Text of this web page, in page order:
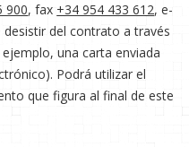
900, fax +34 954 433 612, e-
desistir del contrato a través
una carta enviada
Podrá utilizar el
que figura al final de este